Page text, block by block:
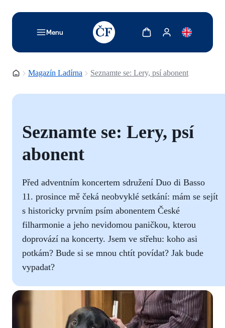
Menu
TODO: Add description for reader
Zobrazit košíkZobrazit můj účet
Domovská stránka
Magazín Ladírna Seznamte se: Lery, psí abonent
Seznamte se: Lery, psí
abonent
Před adventním koncertem sdružení Duo di Basso
11. prosince mě čeká neobvyklé setkání: mám se sejít
s historicky prvním psím abonentem České
filharmonie a jeho nevidomou paničkou, kterou
doprovází na koncerty. Jsem ve střehu: koho asi
potkám? Bude si se mnou chtít povídat? Jak bude
vypadat?